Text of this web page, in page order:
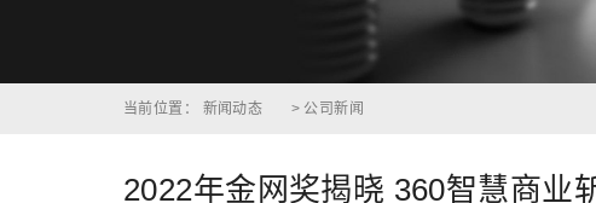
当前位置： 新闻动态 > 公司新闻
2022年金网奖揭晓 360智慧商业